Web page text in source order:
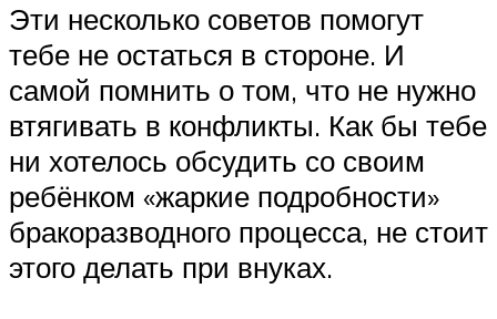
Эти несколько советов помогут
тебе не остаться в стороне. И
самой помнить о том, что не нужно
втягивать в конфликты. Как бы тебе
ни хотелось обсудить со своим
ребёнком «жаркие подробности»
бракоразводного процесса, не стоит
этого делать при внуках.